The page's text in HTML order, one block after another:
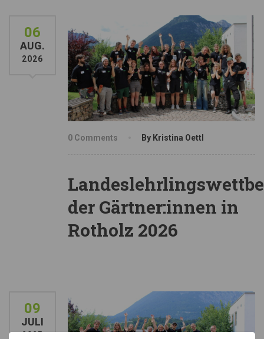
06
AUG.
2026
0 Comments By Kristina Oettl
der Gärtner:innen in
Rotholz 2026
09
JULI
2025